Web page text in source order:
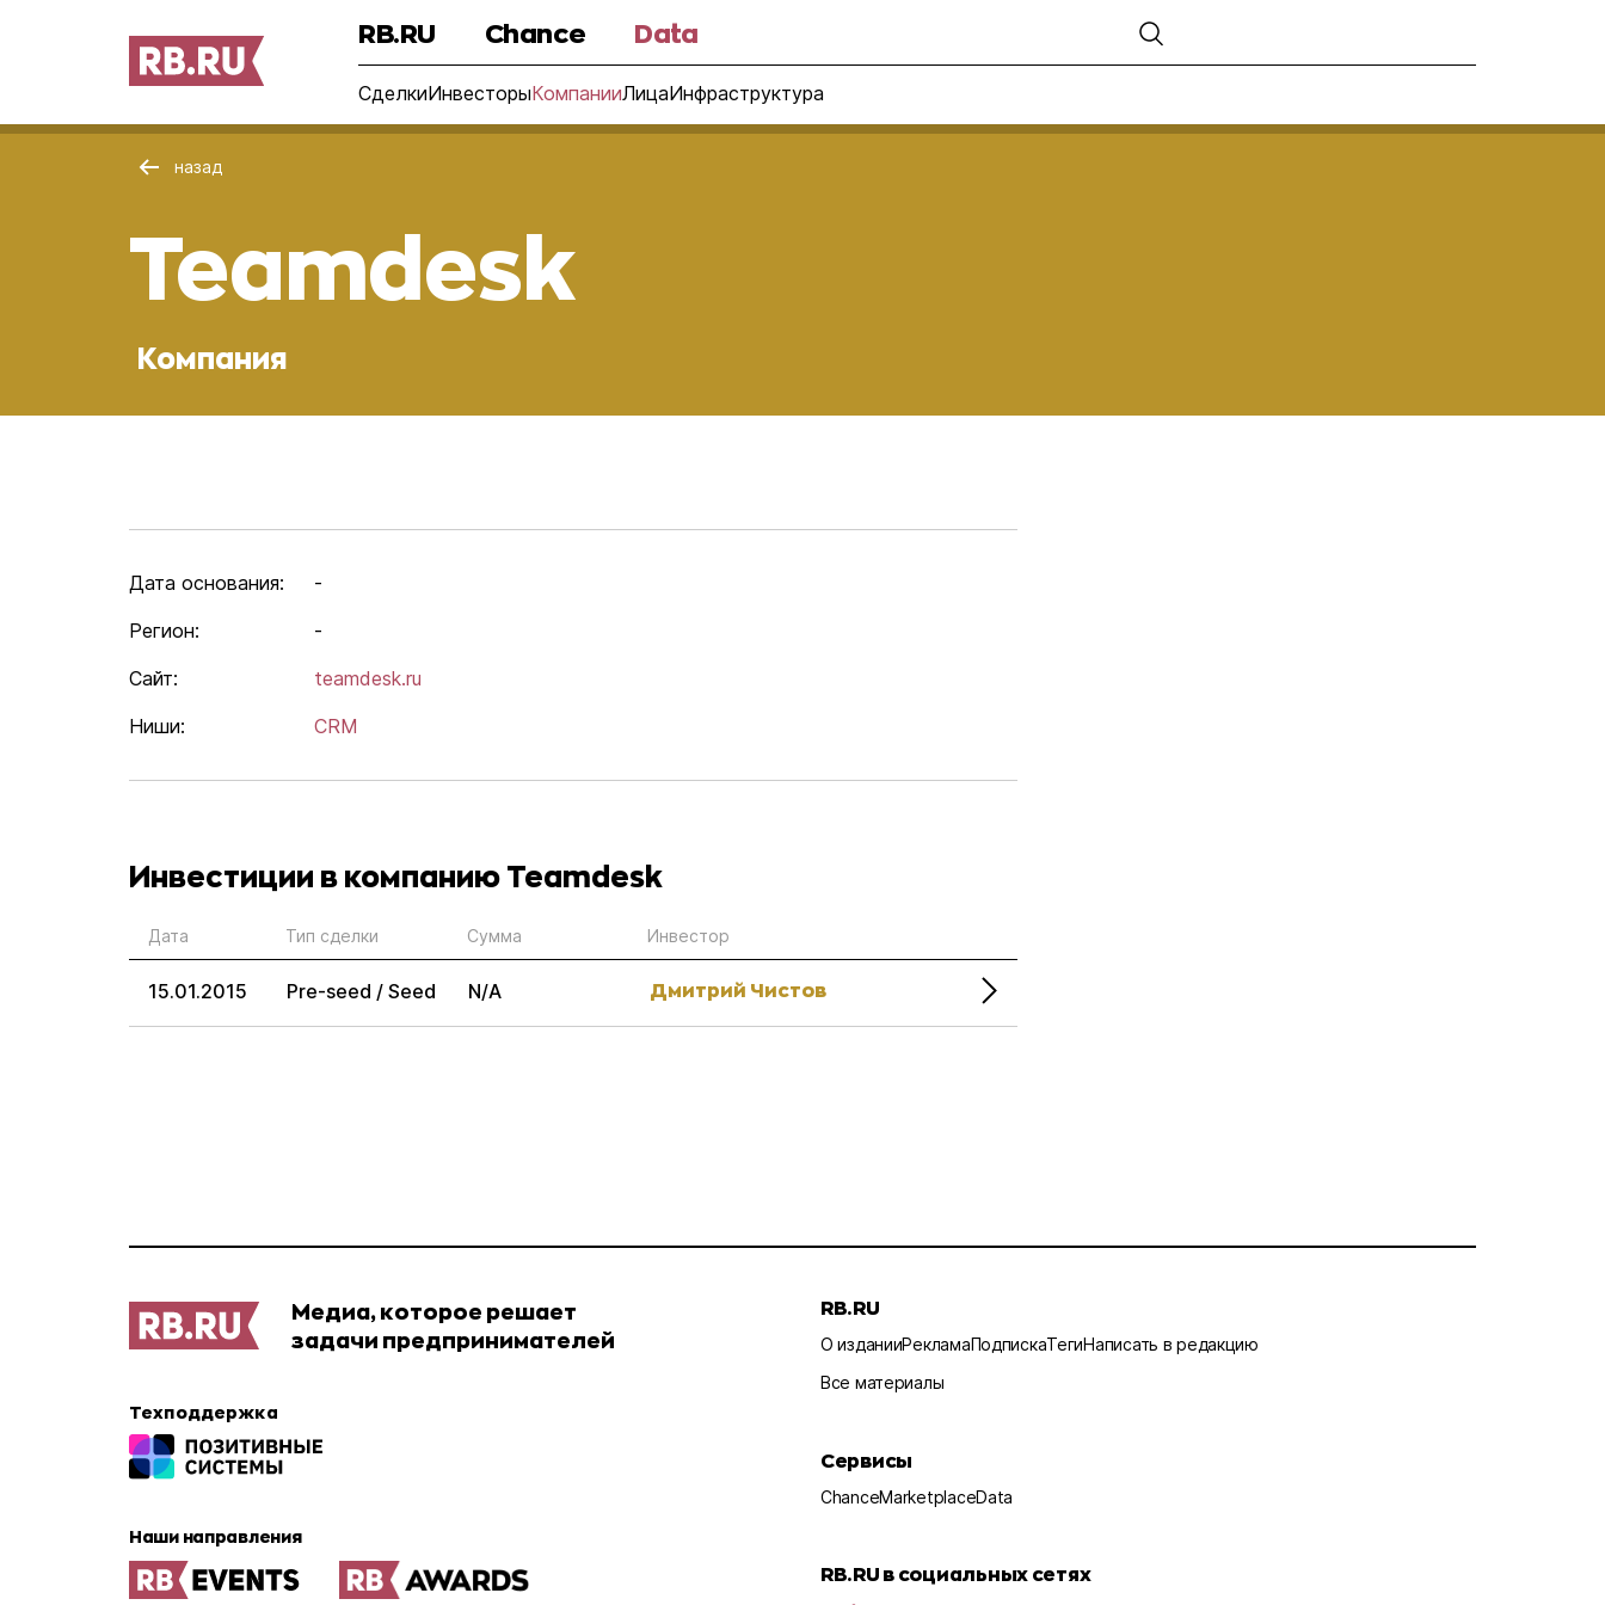
RB.RU Chance Data
СделкиИнвесторыКомпанииЛицаИнфраструктура
назад
Teamdesk
Компания
Дата основания:
-
Регион:
-
Сайт:
teamdesk.ru
Ниши:
CRM
Инвестиции в компанию Teamdesk
Дата Тип сделки Сумма Инвестор
15.01.2015 Pre-seed / Seed N/A Дмитрий Чистов
Медиа, которое решает
задачи предпринимателей
Техподдержка
Наши направления
RB.RU
О изданииРекламаПодпискаТегиНаписать в редакцию
Все материалы
Сервисы
ChanceMarketplaceData
RB.RU в социальных сетях